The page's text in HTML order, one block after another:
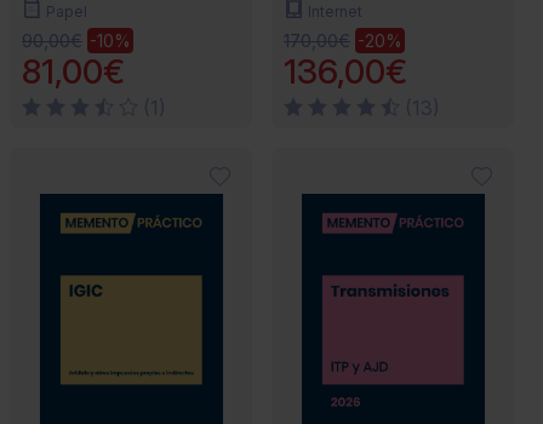
Papel
90,00€ -10%
81,00€
Internet
170,00€ -20%
136,00€